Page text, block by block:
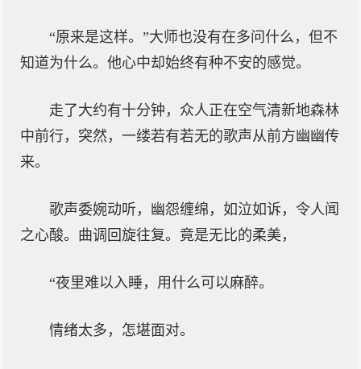
“原来是这样。”大师也没有在多问什么，但不
知道为什么。他心中却始终有种不安的感觉。
走了大约有十分钟，众人正在空气清新地森林
中前行，突然，一缕若有若无的歌声从前方幽幽传
来。
歌声委婉动听，幽怨缠绵，如泣如诉，令人闻
之心酸。曲调回旋往复。竟是无比的柔美，
“夜里难以入睡，用什么可以麻醉。
情绪太多，怎堪面对。